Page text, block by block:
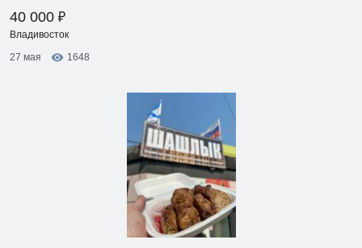
40 000 ₽
Владивосток
27 мая
1648